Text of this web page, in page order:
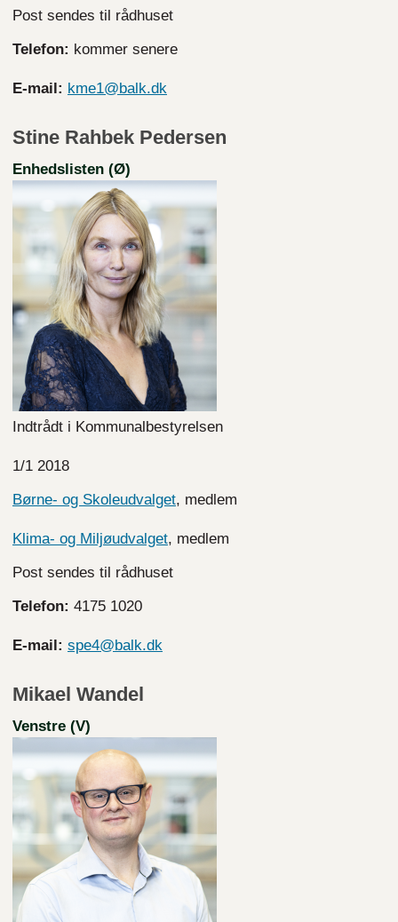
Post sendes til rådhuset
Telefon: kommer senere
E-mail: kme1@balk.dk
Stine Rahbek Pedersen
Enhedslisten (Ø)
Indtrådt i Kommunalbestyrelsen
1/1 2018
Børne- og Skoleudvalget, medlem
Klima- og Miljøudvalget, medlem
Post sendes til rådhuset
Telefon: 4175 1020
E-mail: spe4@balk.dk
Mikael Wandel
Venstre (V)